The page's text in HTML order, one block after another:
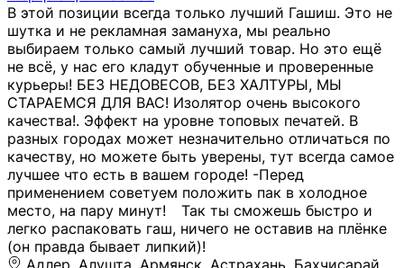
В этой позиции всегда только лучший Гашиш. Это не
шутка и не рекламная замануха, мы реально
выбираем только самый лучший товар. Но это ещё
не всё, у нас его кладут обученные и проверенные
курьеры! БЕЗ НЕДОВЕСОВ, БЕЗ ХАЛТУРЫ, МЫ
СТАРАЕМСЯ ДЛЯ ВАС! Изолятор очень высокого
качества!. Эффект на уровне топовых печатей. В
разных городах может незначительно отличаться по
качеству, но можете быть уверены, тут всегда самое
лучшее что есть в вашем городе! -Перед
применением советуем положить пак в холодное
место, на пару минут!⠀ Так ты сможешь быстро и
легко распаковать гаш, ничего не оставив на плёнке
(он правда бывает липкий)!
Адлер, Алушта, Армянск, Астрахань, Бахчисарай,